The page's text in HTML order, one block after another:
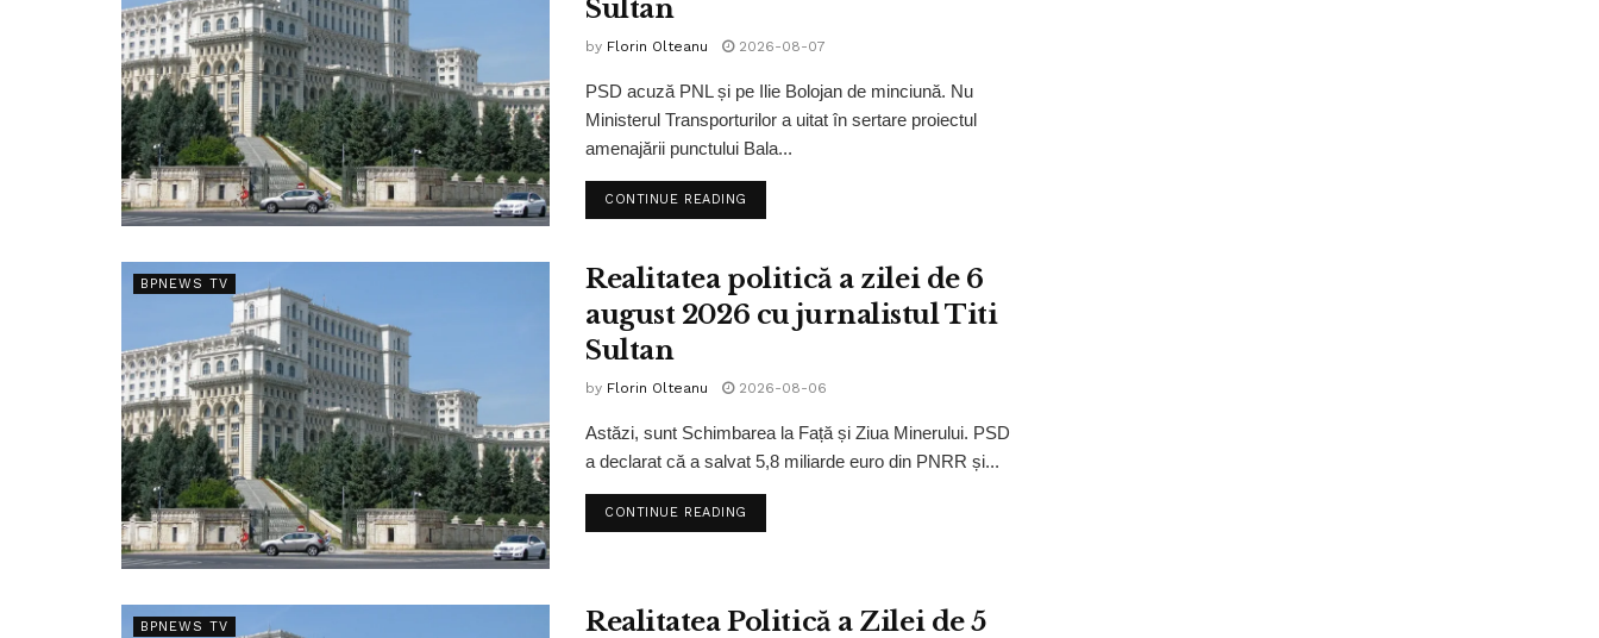
Sultan
by Florin Olteanu 2026-08-07
PSD acuză PNL și pe Ilie Bolojan de minciună. Nu
Ministerul Transporturilor a uitat în sertare proiectul
amenajării punctului Bala...
CONTINUE READING
BPNEWS TV
Realitatea politică a zilei de 6
august 2026 cu jurnalistul Titi
Sultan
by Florin Olteanu 2026-08-06
Astăzi, sunt Schimbarea la Față și Ziua Minerului. PSD
a declarat că a salvat 5,8 miliarde euro din PNRR și...
CONTINUE READING
BPNEWS TV Realitatea Politică a Zilei de 5